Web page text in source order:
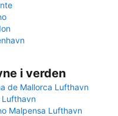
i verden
de Mallorca Lufthavn
Lufthavn
Malpensa Lufthavn